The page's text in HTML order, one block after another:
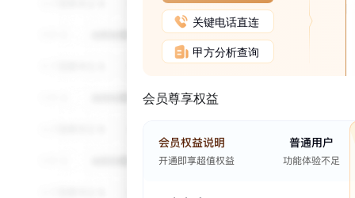
关键电话直连
甲方分析查询
会员尊享权益